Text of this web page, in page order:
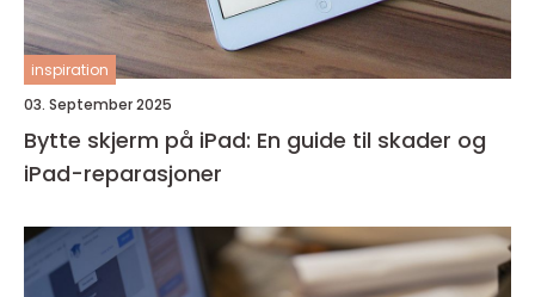
inspiration
03. September 2025
Bytte skjerm på iPad: En guide til skader og
iPad-reparasjoner